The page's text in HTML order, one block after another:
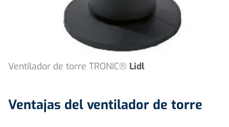
Ventilador de torre TRONIC® Lidl
Ventajas del ventilador de torre